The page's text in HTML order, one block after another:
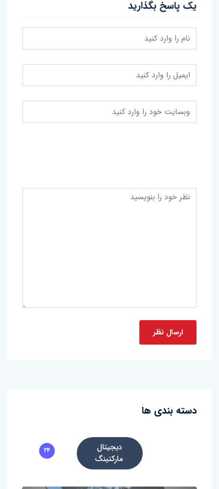
یک پاسخ بگذارید
دسته بندی ها
دیجیتال
مارکتینگ
۲۴